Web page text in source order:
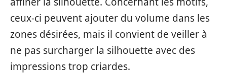
ceux-ci peuvent ajouter du volume dans les
zones désirées, mais il convient de veiller à
ne pas surcharger la silhouette avec des
impressions trop criardes.